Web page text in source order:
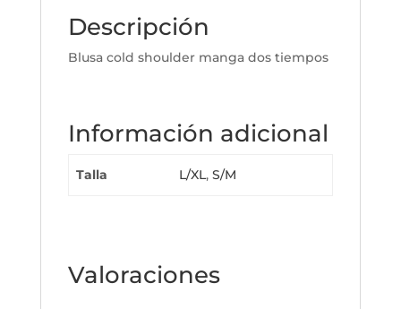
Descripción
Blusa cold shoulder manga dos tiempos
Información adicional
Talla L/XL, S/M
Valoraciones